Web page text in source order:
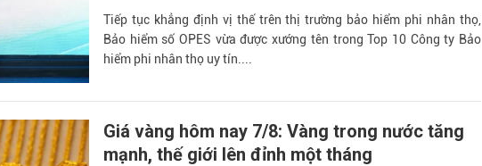
Tiếp tục khẳng định vị thế trên thị trường bảo hiểm phi nhân thọ,
Bảo hiểm số OPES vừa được xướng tên trong Top 10 Công ty Bảo
hiểm phi nhân thọ uy tín....
Giá vàng hôm nay 7/8: Vàng trong nước tăng
mạnh, thế giới lên đỉnh một tháng